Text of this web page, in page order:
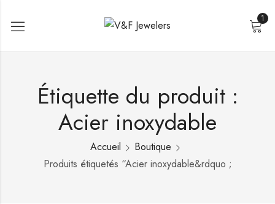
1
Étiquette du produit :
Acier inoxydable
Accueil
Boutique
Produits étiquetés “Acier inoxydable&rdquo ;